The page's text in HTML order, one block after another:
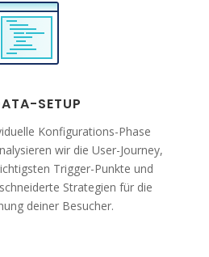
SETUP
Konfigurations-Phase
wir die User-Journey,
Trigger-Punkte und
Strategien für die
deiner Besucher.